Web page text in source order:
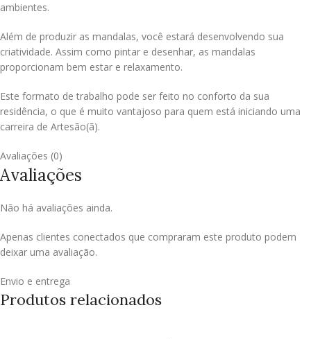
ambientes.
Além de produzir as mandalas, você estará desenvolvendo sua
criatividade. Assim como pintar e desenhar, as mandalas
proporcionam bem estar e relaxamento.
Este formato de trabalho pode ser feito no conforto da sua
residência, o que é muito vantajoso para quem está iniciando uma
carreira de Artesão(ã).
Avaliações (0)
Avaliações
Não há avaliações ainda.
Apenas clientes conectados que compraram este produto podem
deixar uma avaliação.
Envio e entrega
Produtos relacionados